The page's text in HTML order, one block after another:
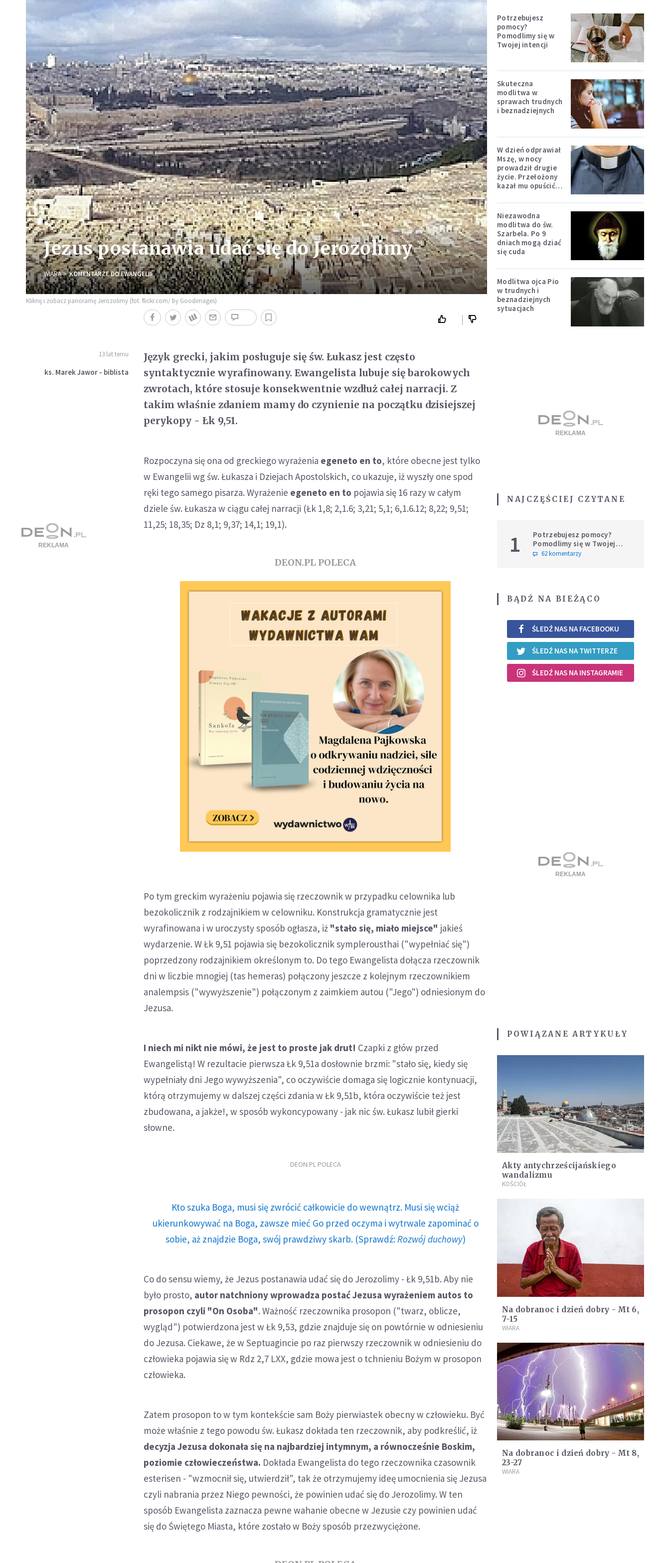
Jezus postanawia udać się do Jerozolimy
WIARA KOMENTARZE DO EWANGELII
Kliknij i zobacz panoramę Jerozolimy (fot. flickr.com/ by Goodimages)
13 lat temu
ks. Marek Jawor - biblista
Język grecki, jakim posługuje się św. Łukasz jest często
syntaktycznie wyrafinowany. Ewangelista lubuje się barokowych
zwrotach, które stosuje konsekwentnie wzdłuż całej narracji. Z
takim właśnie zdaniem mamy do czynienie na początku dzisiejszej
perykopy - Łk 9,51.
Rozpoczyna się ona od greckiego wyrażenia egeneto en to, które obecne jest tylko
w Ewangelii wg św. Łukasza i Dziejach Apostolskich, co ukazuje, iż wyszły one spod
ręki tego samego pisarza. Wyrażenie egeneto en to pojawia się 16 razy w całym
dziele św. Łukasza w ciągu całej narracji (Łk 1,8; 2,1.6; 3,21; 5,1; 6,1.6.12; 8,22; 9,51;
11,25; 18,35; Dz 8,1; 9,37; 14,1; 19,1).
DEON.PL POLECA
Po tym greckim wyrażeniu pojawia się rzeczownik w przypadku celownika lub
bezokolicznik z rodzajnikiem w celowniku. Konstrukcja gramatycznie jest
wyrafinowana i w uroczysty sposób ogłasza, iż "stało się, miało miejsce" jakieś
wydarzenie. W Łk 9,51 pojawia się bezokolicznik symplerousthai ("wypełniać się")
poprzedzony rodzajnikiem określonym to. Do tego Ewangelista dołącza rzeczownik
dni w liczbie mnogiej (tas hemeras) połączony jeszcze z kolejnym rzeczownikiem
analempsis ("wywyższenie") połączonym z zaimkiem autou ("Jego") odniesionym do
Jezusa.
I niech mi nikt nie mówi, że jest to proste jak drut! Czapki z głów przed
Ewangelistą! W rezultacie pierwsza Łk 9,51a dosłownie brzmi: "stało się, kiedy się
wypełniały dni Jego wywyższenia", co oczywiście domaga się logicznie kontynuacji,
którą otrzymujemy w dalszej części zdania w Łk 9,51b, która oczywiście też jest
zbudowana, a jakże!, w sposób wykoncypowany - jak nic św. Łukasz lubił gierki
słowne.
DEON.PL POLECA
Kto szuka Boga, musi się zwrócić całkowicie do wewnątrz. Musi się wciąż
ukierunkowywać na Boga, zawsze mieć Go przed oczyma i wytrwale zapominać o
sobie, aż znajdzie Boga, swój prawdziwy skarb. (Sprawdź: Rozwój duchowy)
Co do sensu wiemy, że Jezus postanawia udać się do Jerozolimy - Łk 9,51b. Aby nie
było prosto, autor natchniony wprowadza postać Jezusa wyrażeniem autos to
prosopon czyli "On Osoba". Ważność rzeczownika prosopon ("twarz, oblicze,
wygląd") potwierdzona jest w Łk 9,53, gdzie znajduje się on powtórnie w odniesieniu
do Jezusa. Ciekawe, że w Septuagincie po raz pierwszy rzeczownik w odniesieniu do
człowieka pojawia się w Rdz 2,7 LXX, gdzie mowa jest o tchnieniu Bożym w prosopon
człowieka.
Zatem prosopon to w tym kontekście sam Boży pierwiastek obecny w człowieku. Być
może właśnie z tego powodu św. Łukasz dokłada ten rzeczownik, aby podkreślić, iż
decyzja Jezusa dokonała się na najbardziej intymnym, a równocześnie Boskim,
poziomie człowieczeństwa. Dokłada Ewangelista do tego rzeczownika czasownik
esterisen - "wzmocnił się, utwierdził", tak że otrzymujemy ideę umocnienia się Jezusa
czyli nabrania przez Niego pewności, że powinien udać się do Jerozolimy. W ten
sposób Ewangelista zaznacza pewne wahanie obecne w Jezusie czy powinien udać
się do Świętego Miasta, które zostało w Boży sposób przezwyciężone.
Potrzebujesz
pomocy?
Pomodlimy się w
Twojej intencji
Skuteczna
modlitwa w
sprawach trudnych
i beznadziejnych
W dzień odprawiał
Mszę, w nocy
prowadził drugie
życie. Przełożony
kazał mu opuścić
Niezawodna
modlitwa do św.
Szarbela. Po 9
dniach mogą dziać
się cuda
Modlitwa ojca Pio
w trudnych i
beznadziejnych
sytuacjach
NAJCZĘŚCIEJ CZYTANE
1
Potrzebujesz pomocy?
Pomodlimy się w Twojej
intencji
62 komentarzy
BĄDŹ NA BIEŻĄCO
ŚLEDŹ NAS NA FACEBOOKU
ŚLEDŹ NAS NA TWITTERZE
ŚLEDŹ NAS NA INSTAGRAMIE
POWIĄZANE ARTYKUŁY
Akty antychrześcijańskiego
wandalizmu
KOŚCIÓŁ
Na dobranoc i dzień dobry - Mt 6,
7-15
WIARA
Na dobranoc i dzień dobry - Mt 8,
23-27
WIARA